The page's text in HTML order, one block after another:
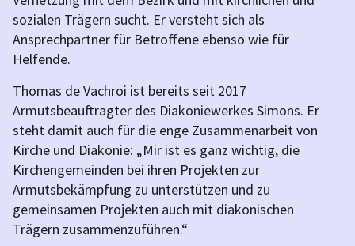
sozialen Trägern sucht. Er versteht sich als
Ansprechpartner für Betroffene ebenso wie für
Helfende.
Thomas de Vachroi ist bereits seit 2017
Armutsbeauftragter des Diakoniewerkes Simons. Er
steht damit auch für die enge Zusammenarbeit von
Kirche und Diakonie: „Mir ist es ganz wichtig, die
Kirchengemeinden bei ihren Projekten zur
Armutsbekämpfung zu unterstützen und zu
gemeinsamen Projekten auch mit diakonischen
Trägern zusammenzuführen.“